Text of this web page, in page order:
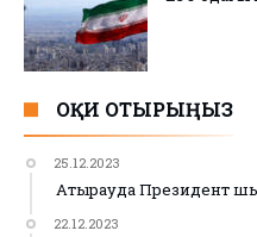
ОҚИ ОТЫРЫҢЫЗ
25.12.2023
Атырауда Президент
22.12.2023